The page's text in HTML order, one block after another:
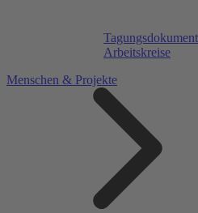
Arbeitskreise
Menschen & Projekte